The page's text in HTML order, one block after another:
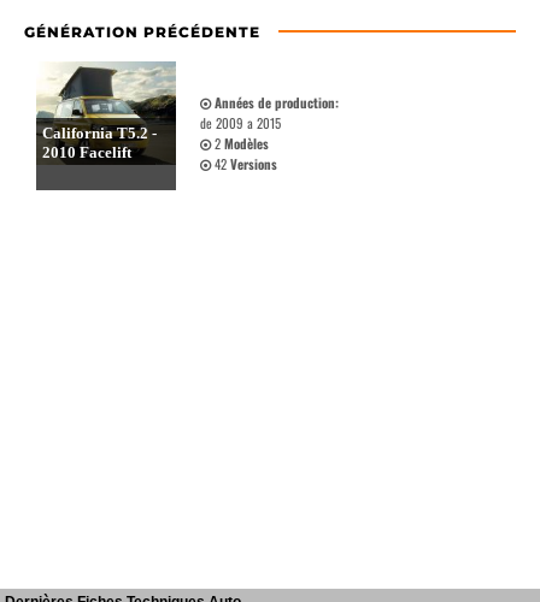
GÉNÉRATION PRÉCÉDENTE
California T5.2 -
2010 Facelift
Années de production:
de 2009 a 2015
2Modèles
42Versions